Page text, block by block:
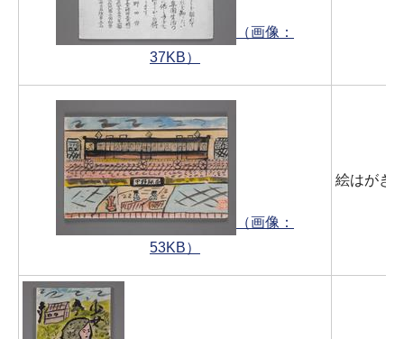
（画像：
37KB）
（画像：
53KB）
絵はがき